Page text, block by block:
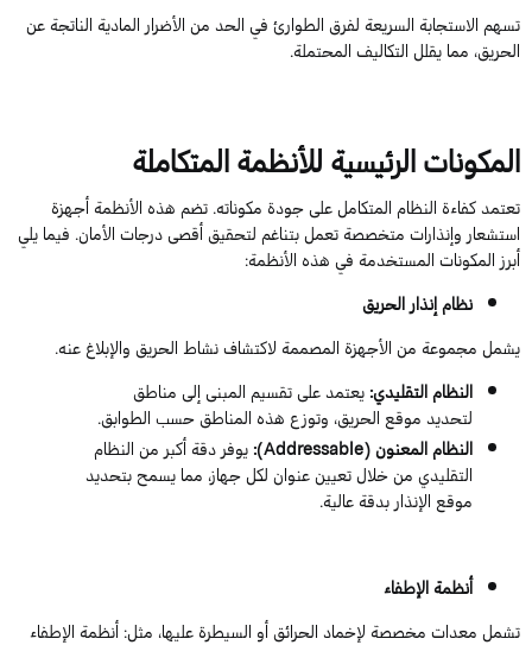
تسهم الاستجابة السريعة لفرق الطوارئ في الحد من الأضرار المادية الناتجة عن
الحريق، مما يقلل التكاليف المحتملة.
المكونات الرئيسية للأنظمة المتكاملة
تعتمد كفاءة النظام المتكامل على جودة مكوناته. تضم هذه الأنظمة أجهزة
استشعار وإنذارات متخصصة تعمل بتناغم لتحقيق أقصى درجات الأمان. فيما يلي
أبرز المكونات المستخدمة في هذه الأنظمة:
نظام إنذار الحريق
يشمل مجموعة من الأجهزة المصممة لاكتشاف نشاط الحريق والإبلاغ عنه.
النظام التقليدي:يعتمد على تقسيم المبنى إلى مناطق
لتحديد موقع الحريق، وتوزع هذه المناطق حسب الطوابق.
النظام المعنون (Addressable):
يوفر دقة أكبر من النظام
التقليدي من خلال تعيين عنوان لكل جهاز، مما يسمح بتحديد
موقع الإنذار بدقة عالية.
أنظمة الإطفاء
تشمل معدات مخصصة لإخماد الحرائق أو السيطرة عليها، مثل: أنظمة الإطفاء